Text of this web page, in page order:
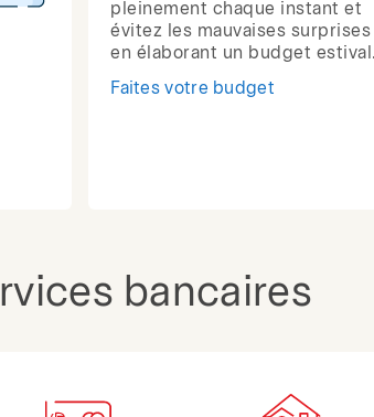
pleinement chaque instant et
évitez les mauvaises surprises
en élaborant un budget estival.
Faites votre budget
bancaires